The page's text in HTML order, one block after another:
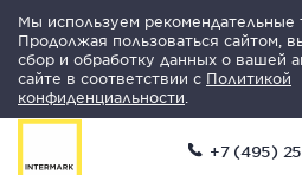
Мы используем рекомендательные
Продолжая пользоваться сайтом,
сбор и обработку данных о вашей
сайте в соответствии с Политикой
конфиденциальности
+7 (495)